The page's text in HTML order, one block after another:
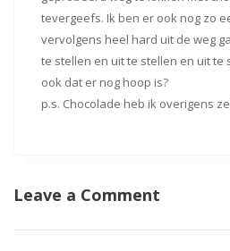
tevergeefs. Ik ben er ook nog zo
vervolgens heel hard uit de weg
te stellen en uit te stellen en uit te
ook dat er nog hoop is?
p.s. Chocolade heb ik overigens
Leave a Comment